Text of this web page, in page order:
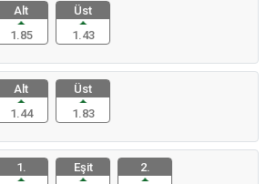
Alt
1.85
Üst
1.43
Alt
1.44
Üst
1.83
1.
Eşit
2.